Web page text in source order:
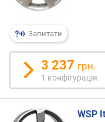
й
в
и
л
і
т
м
Запитати
3 237 грн.
1 конфігурація
WSP